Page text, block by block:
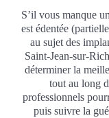
S’il vous manque
est édentée
au sujet des
Saint-Jean-sur-
déterminer la
tout au long
professionnels
puis suivre la